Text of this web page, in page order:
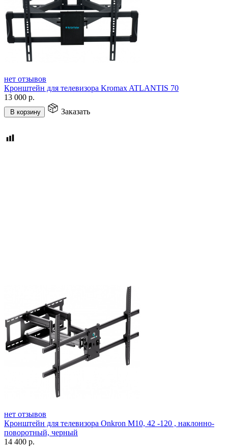
нет отзывов
Кронштейн для телевизора Kromax ATLANTIS 70
13 000 р.
В корзину Заказать
нет отзывов
Кронштейн для телевизора Onkron M10, 42 -120 , наклонно-
поворотный, черный
14 400 р.